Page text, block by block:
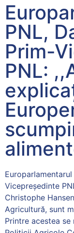
PNL,
Prim-
PNL:
Vicepreședinte
Christophe
Agricultură, sunt
Printre acestea